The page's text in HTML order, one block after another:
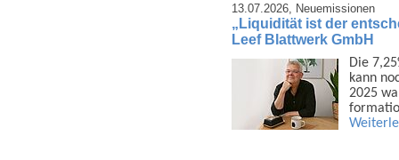
13.07.2026, Neuemissionen
„Liquidität ist der
Leef Blattwerk GmbH
Die
kann
2025